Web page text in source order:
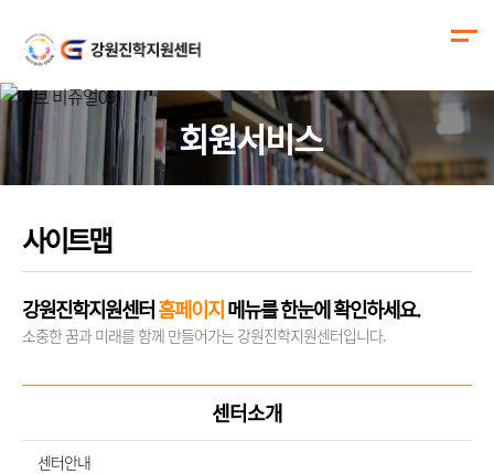
회원서비스
사이트맵
강원진학지원센터홈페이지메뉴를 한눈에 확인하세요.
소중한 꿈과 미래를 함께 만들어가는 강원진학지원센터입니다.
센터소개
센터안내